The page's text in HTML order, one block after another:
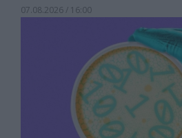
07.08.2026 / 16:00